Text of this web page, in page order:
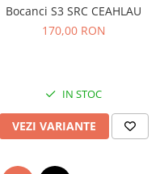
Bocanci S3 SRC CEAHLAU
170,00 RON
IN STOC
VEZI VARIANTE